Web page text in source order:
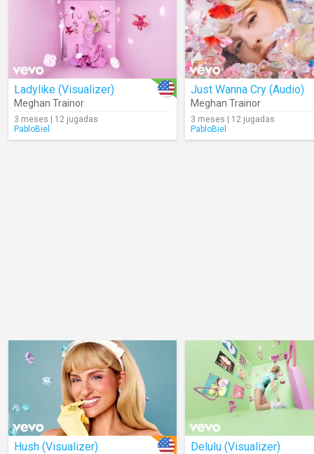
Ladylike (Visualizer)
Meghan Trainor
3 meses | 12 jugadas
PabloBiel
Just Wanna Cry (Audio)
Meghan Trainor
3 meses | 12 jugadas
PabloBiel
Hush (Visualizer) Delulu (Visualizer)